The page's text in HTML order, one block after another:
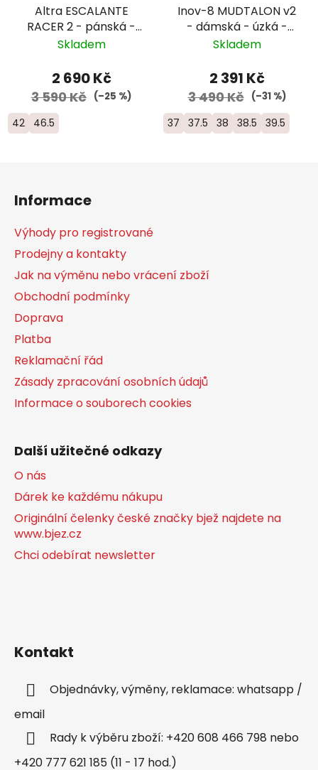
Altra ESCALANTE
RACER 2 - pánská -
bílá/žlutá
Skladem
2 690 Kč
3 590 Kč (–25 %)
42 46.5
Inov-8 MUDTALON v2
- dámská - úzká -
modrá/černá
Skladem
2 391 Kč
3 490 Kč (–31 %)
37 37.5 38 38.5 39.5
Informace
Výhody pro registrované
Prodejny a kontakty
Jak na výměnu nebo vrácení zboží
Obchodní podmínky
Doprava
Platba
Reklamační řád
Zásady zpracování osobních údajů
Informace o souborech cookies
Další užitečné odkazy
O nás
Dárek ke každému nákupu
Originální čelenky české značky bjež najdete na
www.bjez.cz
Chci odebírat newsletter
Kontakt
Objednávky, výměny, reklamace: whatsapp /
email
Rady k výběru zboží: +420 608 466 798 nebo
+420 777 621 185 (11 - 17 hod.)